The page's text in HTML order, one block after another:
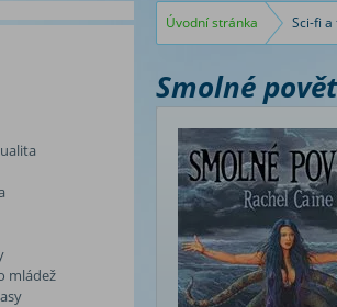
mládež
Úvodní stránka Sci-fi
Smolné